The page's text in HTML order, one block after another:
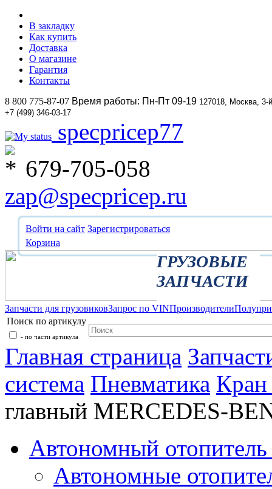
В закладку
Как купить
Доставка
О магазине
Гарантия
Контакты
8 800 775-87-07 Время работы: Пн-Пт 09-19 127018, Москва,
+7 (499) 346-03-17
specpricep77
679-705-058
zap@specpricep.ru
Войти на сайт Зарегистрироваться
Корзина
ГРУЗОВЫЕ
ЗАПЧАСТИ
Запчасти для грузовиковЗапрос по VINПроизводители
Поиск по артикулу
- по части артикула
Главная страница
система Пневматика Кран
главный MERCEDES-
Автономный отопитель
Автономные